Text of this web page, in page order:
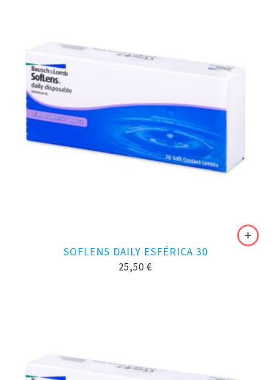
SOFLENS DAILY ESFÉRICA 30
25,50 €